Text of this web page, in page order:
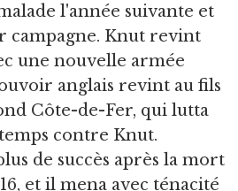
l'année suivante et
campagne. Knut revint
une nouvelle armée
anglais revint au fils
Côte-de-Fer, qui lutta
contre Knut.
de succès après la mort
et il mena avec ténacité